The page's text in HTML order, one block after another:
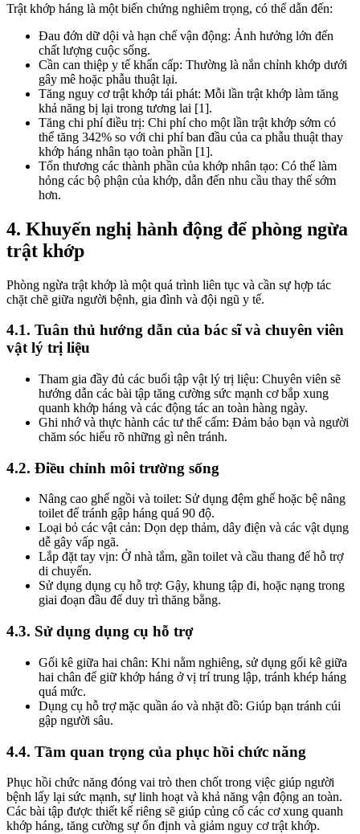
Trật khớp háng là một biến chứng nghiêm trọng, có thể dẫn đến:
Đau đớn dữ dội và hạn chế vận động: Ảnh hưởng lớn đến
chất lượng cuộc sống.
Cần can thiệp y tế khẩn cấp: Thường là nắn chỉnh khớp dưới
gây mê hoặc phẫu thuật lại.
Tăng nguy cơ trật khớp tái phát: Mỗi lần trật khớp làm tăng
khả năng bị lại trong tương lai [1].
Tăng chi phí điều trị: Chi phí cho một lần trật khớp sớm có
thể tăng 342% so với chi phí ban đầu của ca phẫu thuật thay
khớp háng nhân tạo toàn phần [1].
Tổn thương các thành phần của khớp nhân tạo: Có thể làm
hỏng các bộ phận của khớp, dẫn đến nhu cầu thay thế sớm
hơn.
4. Khuyến nghị hành động để phòng ngừa
trật khớp
Phòng ngừa trật khớp là một quá trình liên tục và cần sự hợp tác
chặt chẽ giữa người bệnh, gia đình và đội ngũ y tế.
4.1. Tuân thủ hướng dẫn của bác sĩ và chuyên viên
vật lý trị liệu
Tham gia đầy đủ các buổi tập vật lý trị liệu: Chuyên viên sẽ
hướng dẫn các bài tập tăng cường sức mạnh cơ bắp xung
quanh khớp háng và các động tác an toàn hàng ngày.
Ghi nhớ và thực hành các tư thế cấm: Đảm bảo bạn và người
chăm sóc hiểu rõ những gì nên tránh.
4.2. Điều chỉnh môi trường sống
Nâng cao ghế ngồi và toilet: Sử dụng đệm ghế hoặc bệ nâng
toilet để tránh gập háng quá 90 độ.
Loại bỏ các vật cản: Dọn dẹp thảm, dây điện và các vật dụng
dễ gây vấp ngã.
Lắp đặt tay vịn: Ở nhà tắm, gần toilet và cầu thang để hỗ trợ
di chuyển.
Sử dụng dụng cụ hỗ trợ: Gậy, khung tập đi, hoặc nạng trong
giai đoạn đầu để duy trì thăng bằng.
4.3. Sử dụng dụng cụ hỗ trợ
Gối kê giữa hai chân: Khi nằm nghiêng, sử dụng gối kê giữa
hai chân để giữ khớp háng ở vị trí trung lập, tránh khép háng
quá mức.
Dụng cụ hỗ trợ mặc quần áo và nhặt đồ: Giúp bạn tránh cúi
gập người sâu.
4.4. Tầm quan trọng của phục hồi chức năng
Phục hồi chức năng đóng vai trò then chốt trong việc giúp người
bệnh lấy lại sức mạnh, sự linh hoạt và khả năng vận động an toàn.
Các bài tập được thiết kế riêng sẽ giúp củng cố các cơ xung quanh
khớp háng, tăng cường sự ổn định và giảm nguy cơ trật khớp.